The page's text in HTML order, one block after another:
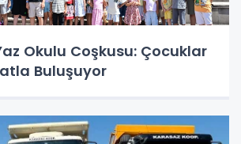
Okulu Coşkusu: Çocuklar
Buluşuyor